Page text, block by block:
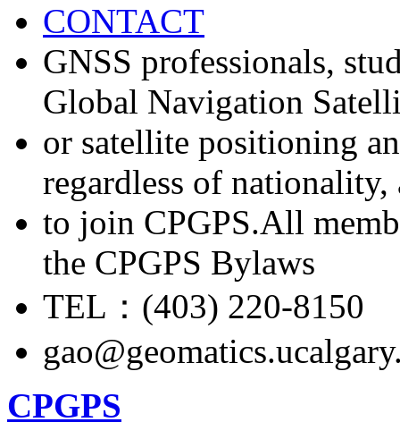
CONTACT
GNSS professionals,
Global Navigation
or satellite positioning
regardless of nationality,
to join CPGPS.All
the CPGPS Bylaws
TEL：(403) 220-8150
CPGPS